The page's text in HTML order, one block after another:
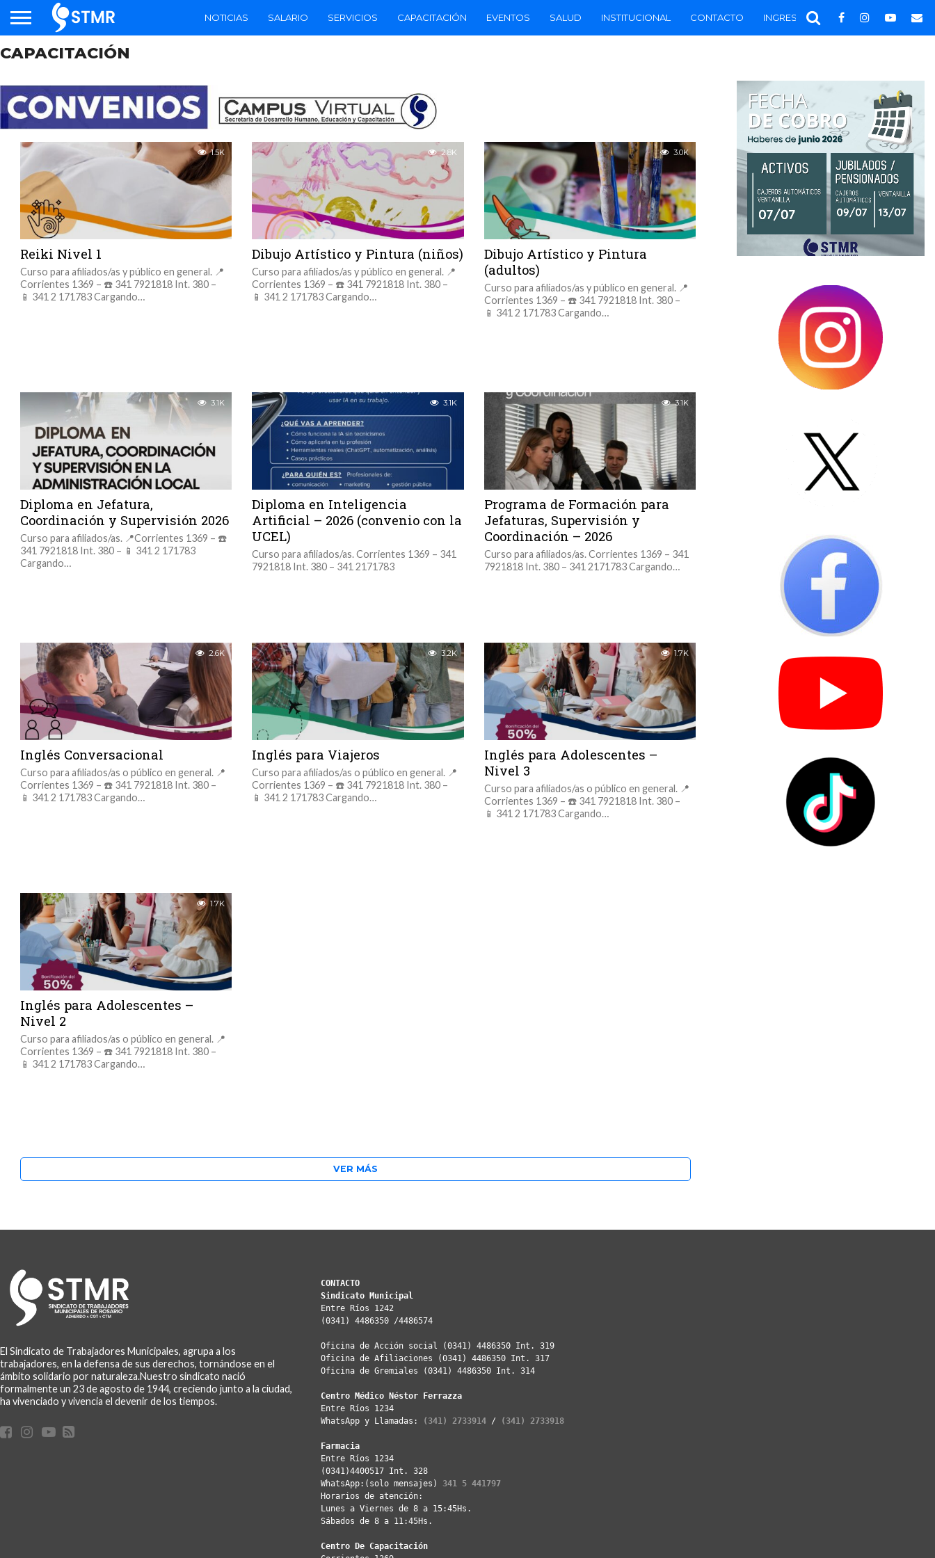
NOTICIAS SALARIO SERVICIOS CAPACITACIÓN EVENTOS SALUD INSTITUCIONAL CONTACTO INGRESAR
CAPACITACIÓN
1.5K
Reiki Nivel 1
Curso para afiliados/as y público en general. 📍
Corrientes 1369 – ☎️ 341 7921818 Int. 380 –
📱 341 2 171783 Cargando…
2.8K
Dibujo Artístico y Pintura (niños)
Curso para afiliados/as y público en general. 📍
Corrientes 1369 – ☎️ 341 7921818 Int. 380 –
📱 341 2 171783 Cargando…
3.0K
Dibujo Artístico y Pintura
(adultos)
Curso para afiliados/as y público en general. 📍
Corrientes 1369 – ☎️ 341 7921818 Int. 380 –
📱 341 2 171783 Cargando…
3.1K
Diploma en Jefatura,
Coordinación y Supervisión 2026
Curso para afiliados/as. 📍Corrientes 1369 – ☎️
341 7921818 Int. 380 – 📱 341 2 171783
Cargando…
3.1K
Diploma en Inteligencia
Artificial – 2026 (convenio con la
UCEL)
Curso para afiliados/as. Corrientes 1369 – 341
7921818 Int. 380 – 341 2171783
3.1K
Programa de Formación para
Jefaturas, Supervisión y
Coordinación – 2026
Curso para afiliados/as. Corrientes 1369 – 341
7921818 Int. 380 – 341 2171783 Cargando…
2.6K
Inglés Conversacional
Curso para afiliados/as o público en general. 📍
Corrientes 1369 – ☎️ 341 7921818 Int. 380 –
📱 341 2 171783 Cargando…
3.2K
Inglés para Viajeros
Curso para afiliados/as o público en general. 📍
Corrientes 1369 – ☎️ 341 7921818 Int. 380 –
📱 341 2 171783 Cargando…
1.7K
Inglés para Adolescentes –
Nivel 3
Curso para afiliados/as o público en general. 📍
Corrientes 1369 – ☎️ 341 7921818 Int. 380 –
📱 341 2 171783 Cargando…
1.7K
Inglés para Adolescentes –
Nivel 2
Curso para afiliados/as o público en general. 📍
Corrientes 1369 – ☎️ 341 7921818 Int. 380 –
📱 341 2 171783 Cargando…
VER MÁS
El Sindicato de Trabajadores Municipales, agrupa a los
trabajadores, en la defensa de sus derechos, tornándose en el
ámbito solidario por naturaleza.Nuestro sindicato nació
formalmente un 23 de agosto de 1944, creciendo junto a la ciudad,
ha vivenciado y vivencia el devenir de los tiempos.
CONTACTO
Sindicato Municipal
Entre Ríos 1242
(0341) 4486350 /4486574
Oficina de Acción social (0341) 4486350 Int. 319
Oficina de Afiliaciones (0341) 4486350 Int. 317
Oficina de Gremiales (0341) 4486350 Int. 314
Centro Médico Néstor Ferrazza
Entre Ríos 1234
WhatsApp y Llamadas:
(341) 2733914 / (341) 2733918
Farmacia
Entre Ríos 1234
(0341)4400517 Int. 328
WhatsApp:(solo mensajes) 341 5 441797
Horarios de atención:
Lunes a Viernes de 8 a 15:45Hs.
Sábados de 8 a 11:45Hs.
Centro De Capacitación